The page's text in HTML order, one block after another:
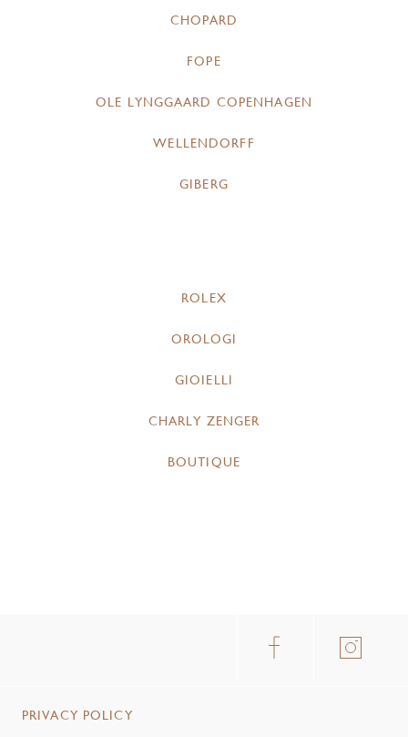
CHOPARD
FOPE
OLE LYNGGAARD COPENHAGEN
WELLENDORFF
GIBERG
ROLEX
OROLOGI
GIOIELLI
CHARLY ZENGER
BOUTIQUE
PRIVACY POLICY